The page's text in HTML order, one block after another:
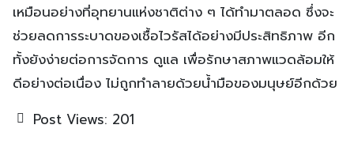
เหมือนอย่างที่อุทยานแห่งชาติต่าง ๆ ได้ทำมาตลอด ซึ่งจะ
ช่วยลดการระบาดของเชื้อไวรัสได้อย่างมีประสิทธิภาพ อีก
ทั้งยังง่ายต่อการจัดการ ดูแล เพื่อรักษาสภาพแวดล้อมให้
ดีอย่างต่อเนื่อง ไม่ถูกทำลายด้วยน้ำมือของมนุษย์อีกด้วย
Post Views: 201